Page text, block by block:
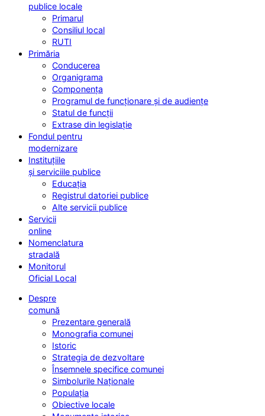
publice locale
Primarul
Consiliul local
RUTI
Primăria
Conducerea
Organigrama
Componența
Programul de funcționare și de audiențe
Statul de funcții
Extrase din legislație
Fondul pentru
modernizare
Instituțiile
și serviciile publice
Educația
Registrul datoriei publice
Alte servicii publice
Servicii
online
Nomenclatura
stradală
Monitorul
Oficial Local
Despre
comună
Prezentare generală
Monografia comunei
Istoric
Strategia de dezvoltare
Însemnele specifice comunei
Simbolurile Naționale
Populația
Obiective locale